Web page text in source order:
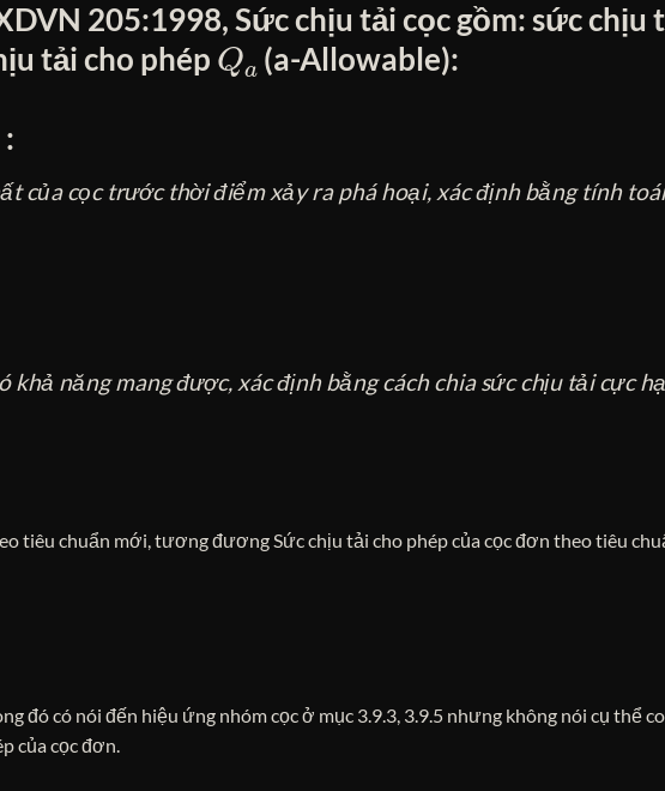
205:1998, Sức chịu tải cọc gồm: sức chịu
tải cho phép
Qa
(a-Allowable):
của cọc trước thời điểm xảy ra phá hoại, xác định bằng tính
khả năng mang được, xác định bằng cách chia sức chịu tải cực
tiêu chuẩn mới, tương đương Sức chịu tải cho phép của cọc đơn theo tiêu
đó có nói đến hiệu ứng nhóm cọc ở mục 3.9.3, 3.9.5 nhưng không nói cụ thể
của cọc đơn.